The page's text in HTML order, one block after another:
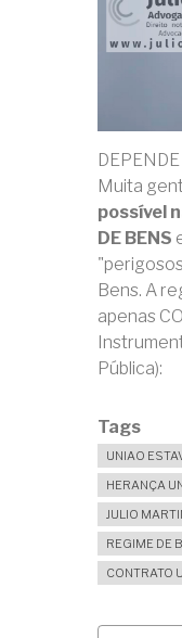
Muita
possível
DE BENS
Bens. A
apenas
Pública):⁣
Tags
UNIAO
HERANÇA
JULIO
REGIME DE
CONTRATO